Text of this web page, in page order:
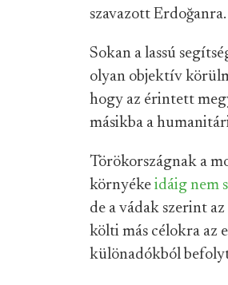
szavazott Erdoğanra.
Sokan a lassú
olyan objektív
hogy az érintett
másikba a
Törökországnak a
környéke idáig nem
de a vádak szerint
költi más célokra az
különadókból